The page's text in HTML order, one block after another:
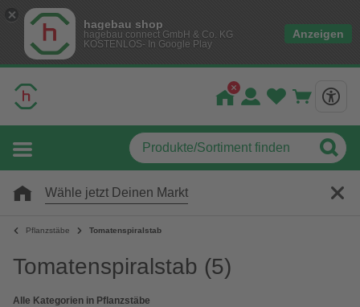
hagebau shop
hagebau connect GmbH & Co. KG
KOSTENLOS- In Google Play
Anzeigen
Wähle jetzt Deinen Markt
Pflanzstäbe Tomatenspiralstab
Tomatenspiralstab (5)
Alle Kategorien in Pflanzstäbe